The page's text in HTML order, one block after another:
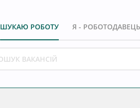
ШУКАЮ РОБОТУ Я - РОБОТОДАВЕЦЬ